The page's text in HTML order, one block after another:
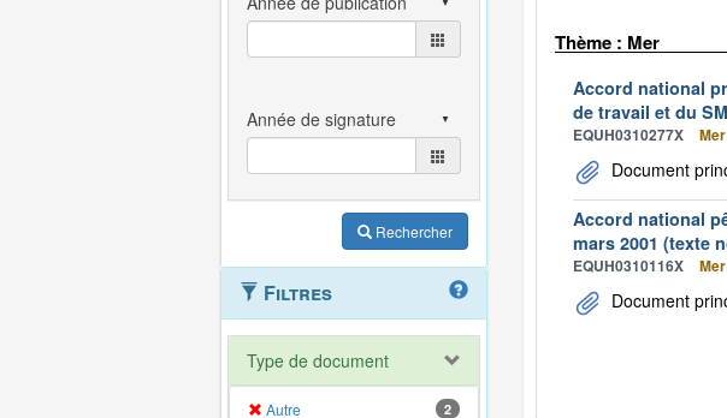
Rechercher
Filtres
Type de document
Autre 2
Thème : Mer
Accord national
de travail et du
EQUH0310277X Mer
Document
Accord national
mars 2001 (texte
EQUH0310116X Mer
Document